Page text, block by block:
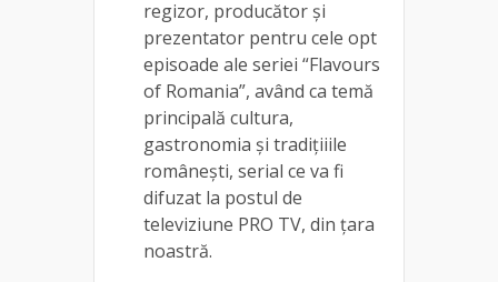
regizor, producător și
prezentator pentru cele opt
episoade ale seriei “Flavours
of Romania”, având ca temă
principală cultura,
gastronomia și tradițiiile
românești, serial ce va fi
difuzat la postul de
televiziune PRO TV, din țara
noastră.